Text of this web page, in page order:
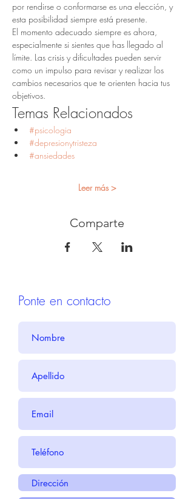
por rendirse o conformarse es una elección, y
esta posibilidad siempre está presente.
El momento adecuado siempre es ahora,
especialmente si sientes que has llegado al
límite. Las crisis y dificultades pueden servir
como un impulso para revisar y realizar los
cambios necesarios que te orienten hacia tus
objetivos.
Temas Relacionados
#psicologia
#depresionytristeza
#ansiedades
Leer más >
Comparte
Ponte en contacto